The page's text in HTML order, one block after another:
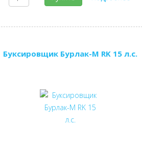
Буксировщик Бурлак-М RK 15 л.с.